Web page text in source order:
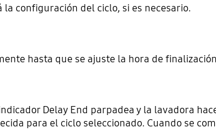
la configuración del ciclo, si es necesario.
hasta que se ajuste la hora de
Delay End parpadea y la lavadora
para el ciclo seleccionado. Cuando se